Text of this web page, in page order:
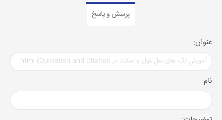
پرسش و پاسخ
عنوان:
نام: